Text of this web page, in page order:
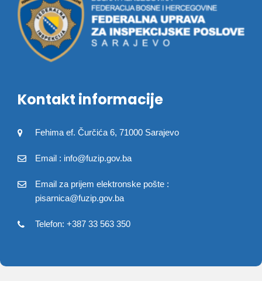
Kontakt informacije
Fehima ef. Čurčića 6, 71000 Sarajevo
Email : info@fuzip.gov.ba
Email za prijem elektronske pošte :
pisarnica@fuzip.gov.ba
Telefon: +387 33 563 350